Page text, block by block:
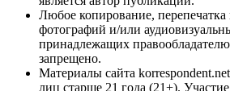
Любое копирование, перепечатка
фотографий и/или
принадлежащих
запрещено.
Материалы сайта
лиц старше 21 года (21+).